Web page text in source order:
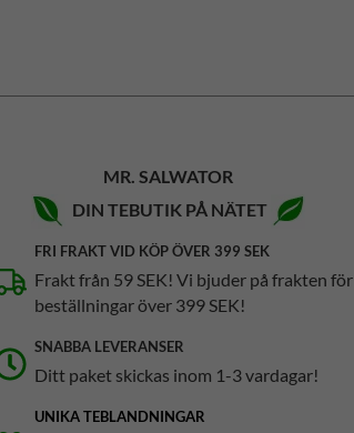
MR. SALWATOR
DIN TEBUTIK PÅ NÄTET
FRI FRAKT VID KÖP ÖVER 399 SEK
Frakt från 59 SEK! Vi bjuder på frakten för
beställningar över 399 SEK!
SNABBA LEVERANSER
Ditt paket skickas inom 1-3 vardagar!
UNIKA TEBLANDNINGAR